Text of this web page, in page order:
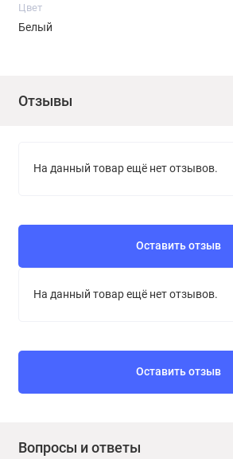
Цвет
Белый
Отзывы
На данный товар ещё нет отзывов.
Оставить отзыв
На данный товар ещё нет отзывов.
Оставить отзыв
Вопросы и ответы